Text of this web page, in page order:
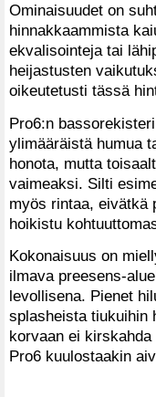
Ominaisuudet on
hinnakkaammista
ekvalisointeja tai
heijastusten
oikeutetusti tässä
Pro6:n
ylimääräistä humua
honota, mutta
vaimeaksi. Silti
myös rintaa, eivätkä
hoikistu
Kokonaisuus on
ilmava preesens-
levollisena. Pienet
splasheista tiukuihin
korvaan ei
Pro6 kuulostaakin